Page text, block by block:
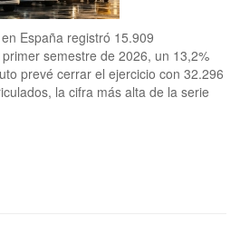
en España registró 15.909
semestre de 2026, un 13,2%
prevé cerrar el ejercicio con 32.296
la cifra más alta de la serie